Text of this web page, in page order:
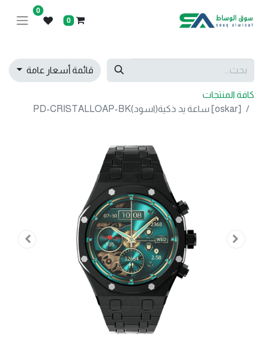
0
0
قائمة أسعار عامة
كافة المنتجات
[oskar] ساعة يد ذكية(اسود)PD-CRISTALLOAP-BK